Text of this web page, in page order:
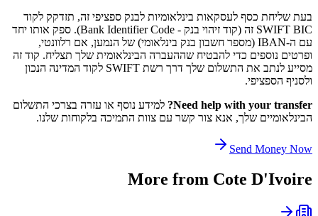
בעת שליחת כסף לעסקאות בינלאומיות לבנק ספציפי זה, תזדקק לקוד
SWIFT BIC זה (קוד זיהוי בנק - Bank Identifier Code). ספק אותו יחד
עם ה-IBAN (מספר חשבון בנק בינלאומי) של הנמען, אם רלוונטי,
ופרטים נוספים כדי להבטיח שההעברה הבינלאומית שלך תצליח. קוד זה
מסייע לנתב את התשלום שלך דרך רשת SWIFT לקוד המדינה הנכון
ולסניף הספציפי.
Need help with your transfer?
למידע נוסף או עזרה בצרכי התשלום
הבינלאומיים שלך, אנא צור קשר עם צוות התמיכה בלקוחות שלנו.
Send Money Now
More from Cote D'Ivoire